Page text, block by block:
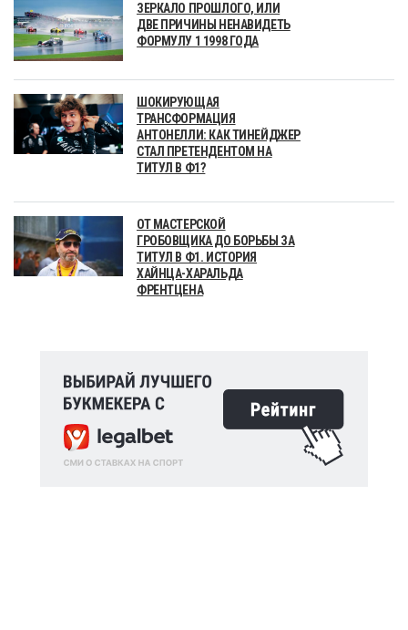
ЗЕРКАЛО ПРОШЛОГО, ИЛИ
ДВЕ ПРИЧИНЫ НЕНАВИДЕТЬ
ФОРМУЛУ 1 1998 ГОДА
ШОКИРУЮЩАЯ
ТРАНСФОРМАЦИЯ
АНТОНЕЛЛИ: КАК ТИНЕЙДЖЕР
СТАЛ ПРЕТЕНДЕНТОМ НА
ТИТУЛ В Ф1?
ОТ МАСТЕРСКОЙ
ГРОБОВЩИКА ДО БОРЬБЫ ЗА
ТИТУЛ В Ф1. ИСТОРИЯ
ХАЙНЦА-ХАРАЛЬДА
ФРЕНТЦЕНА